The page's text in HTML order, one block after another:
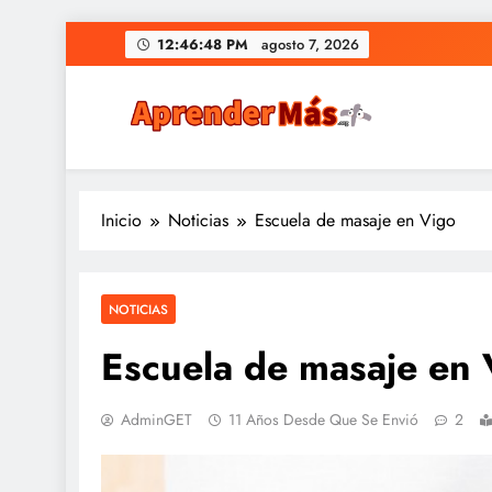
al
12:46:50 PM agosto 7, 2026
Aprendermás el
Inicio Noticias Escuela de masaje en Vigo
NOTICIAS
Escuela de masaje en
AdminGET 11 Años Desde Que Se Envió 2